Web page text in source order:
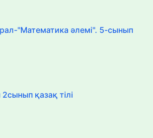
"Математика әлемі". 5-сынып
қазақ тілі